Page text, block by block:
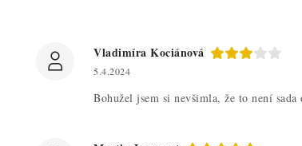
Vladimíra Kociánová
5.4.2024
Bohužel jsem si nevšimla, že to není